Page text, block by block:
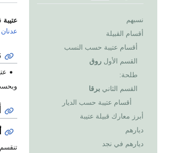
نسبهم
أقسام القبيلة
أقسام عتيبة حسب النسب
القسم الأول روق
طلحة:
القسم الثاني برقا
أقسام عتيبة حسب الديار
أبرز معارك قبيلة عتيبة
ديارهم
ديارهم في نجد
عتيبة
عدنان
وبحسب حجة النفعة